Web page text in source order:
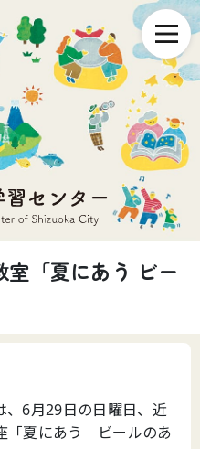
「夏にあう ビー
6月29日の日曜日、近
「夏にあう ビールのあ